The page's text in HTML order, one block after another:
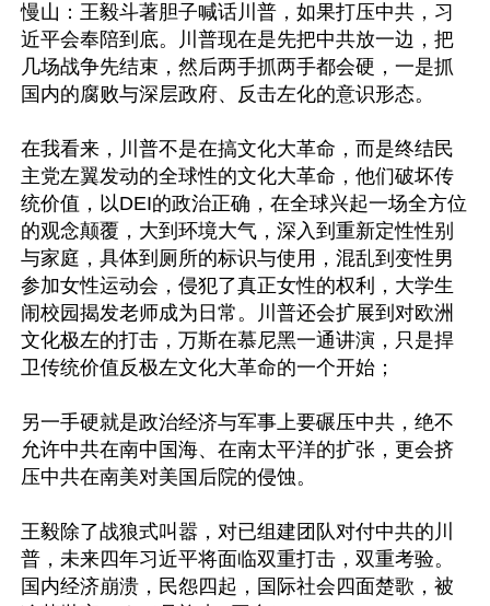
慢山：王毅斗著胆子喊话川普，如果打压中共，习
近平会奉陪到底。川普现在是先把中共放一边，把
几场战争先结束，然后两手抓两手都会硬，一是抓
国内的腐败与深层政府、反击左化的意识形态。
在我看来，川普不是在搞文化大革命，而是终结民
主党左翼发动的全球性的文化大革命，他们破坏传
统价值，以DEI的政治正确，在全球兴起一场全方位
的观念颠覆，大到环境大气，深入到重新定性性别
与家庭，具体到厕所的标识与使用，混乱到变性男
参加女性运动会，侵犯了真正女性的权利，大学生
闹校园揭发老师成为日常。川普还会扩展到对欧洲
文化极左的打击，万斯在慕尼黑一通讲演，只是捍
卫传统价值反极左文化大革命的一个开始；
另一手硬就是政治经济与军事上要碾压中共，绝不
允许中共在南中国海、在南太平洋的扩张，更会挤
压中共在南美对美国后院的侵蚀。
王毅除了战狼式叫嚣，对已组建团队对付中共的川
普，未来四年习近平将面临双重打击，双重考验。
国内经济崩溃，民怨四起，国际社会四面楚歌，被